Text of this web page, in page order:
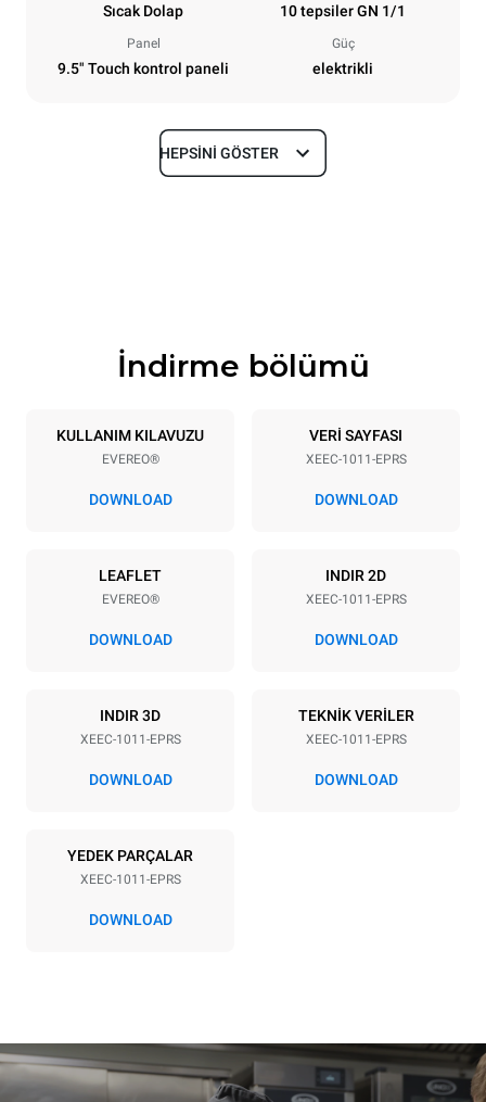
Sıcak Dolap 10 tepsiler GN 1/1
Panel
9.5" Touch kontrol paneli
Güç
elektrikli
Boyutlar
Tepsi özellikleri
10 GN 1/1
Tepsi aralığı
220-240V 1~ 2,9 kW
HEPSINI GÖSTER
İndirme bölümü
KULLANIM KILAVUZU
EVEREO®
DOWNLOAD
VERİ SAYFASI
XEEC-1011-EPRS
DOWNLOAD
LEAFLET
EVEREO®
DOWNLOAD
INDIR 2D
XEEC-1011-EPRS
DOWNLOAD
INDIR 3D
XEEC-1011-EPRS
DOWNLOAD
TEKNİK VERİLER
XEEC-1011-EPRS
DOWNLOAD
YEDEK PARÇALAR
XEEC-1011-EPRS
DOWNLOAD